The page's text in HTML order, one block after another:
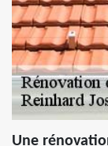
Une